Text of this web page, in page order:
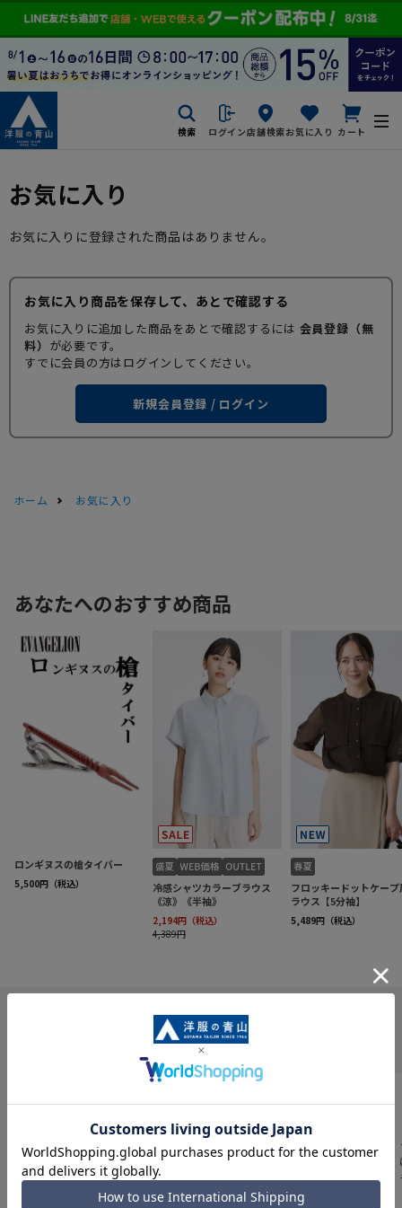
検索 ログイン店舗検索お気に入り カート
お気に入り
お気に入りに登録された商品はありません。
お気に入り商品を保存して、あとで確認する
お気に入りに追加した商品をあとで確認するには 会員登録（無
料） が必要です。
すでに会員の方はログインしてください。
新規会員登録 / ログイン
ホーム お気に入り
INFORMATION